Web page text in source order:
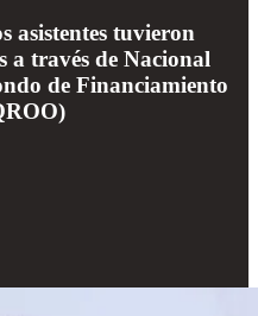
asistentes tuvieron
a través de Nacional
de Financiamiento